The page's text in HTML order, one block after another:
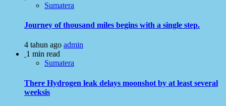
Sumatera
Journey of thousand miles begins with a single step.
4 tahun ago admin
1 min read
Sumatera
There Hydrogen leak delays moonshot by at least several
weeksis